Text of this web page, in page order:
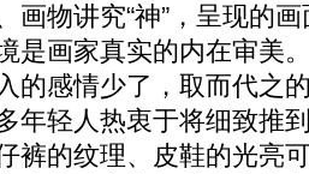
画物讲究“神”，呈现的
是画家真实的内在审美
的感情少了，取而代之
年轻人热衷于将细致推
裤的纹理、皮鞋的光亮